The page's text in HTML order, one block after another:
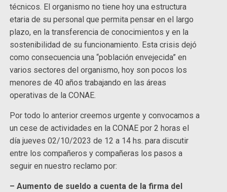
técnicos. El organismo no tiene hoy una estructura
etaria de su personal que permita pensar en el largo
plazo, en la transferencia de conocimientos y en la
sostenibilidad de su funcionamiento. Esta crisis dejó
como consecuencia una “población envejecida” en
varios sectores del organismo, hoy son pocos los
menores de 40 años trabajando en las áreas
operativas de la CONAE.
Por todo lo anterior creemos urgente y convocamos a
un cese de actividades en la CONAE por 2 horas el
día jueves 02/10/2023 de 12 a 14 hs. para discutir
entre los compañeros y compañeras los pasos a
seguir en nuestro reclamo por:
– Aumento de sueldo a cuenta de la firma del